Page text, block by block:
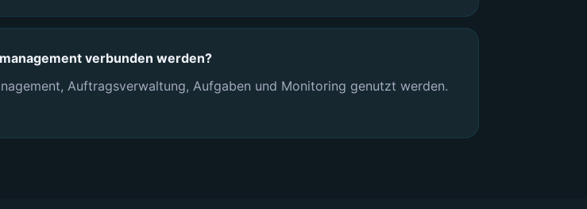
verbunden werden?
Auftragsverwaltung, Aufgaben und Monitoring genutzt werden.